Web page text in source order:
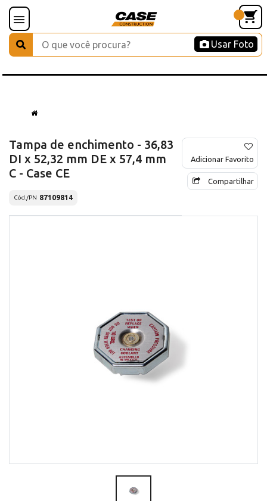
Usar Foto
Tampa de enchimento - 36,83
DI x 52,32 mm DE x 57,4 mm
C - Case CE
Cód./PN 87109814
Adicionar Favorito
Compartilhar